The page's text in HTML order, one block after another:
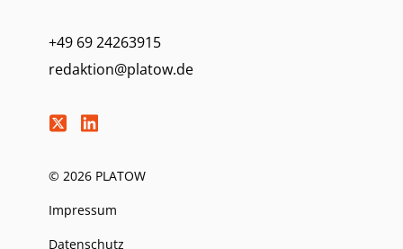
+49 69 24263915
redaktion@platow.de
© 2026 PLATOW
Impressum
Datenschutz